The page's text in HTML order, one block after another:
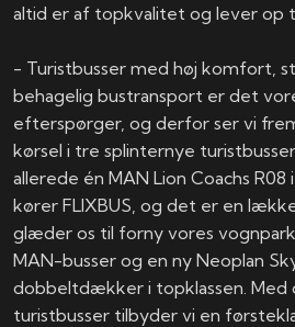
altid er af topkvalitet og lever op
- Turistbusser med høj komfort,
behagelig bustransport er det
efterspørger, og derfor ser vi
kørsel i tre splinternye
allerede én MAN Lion Coachs
kører FLIXBUS, og det er en
glæder os til forny vores
MAN-busser og en ny Neoplan
dobbeltdækker i topklassen. Med
turistbusser tilbyder vi en